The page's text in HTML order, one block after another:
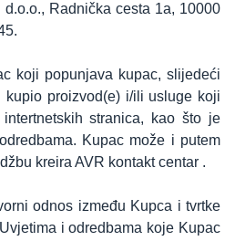
d.o.o., Radnička cesta 1a, 10000
koji popunjava kupac, slijedeći
kupio proizvod(e) i/ili usluge koji
stranica, kao što je
Kupac može i putem
kreira AVR kontakt centar .
odnos između Kupca i tvrtke
i odredbama koje Kupac